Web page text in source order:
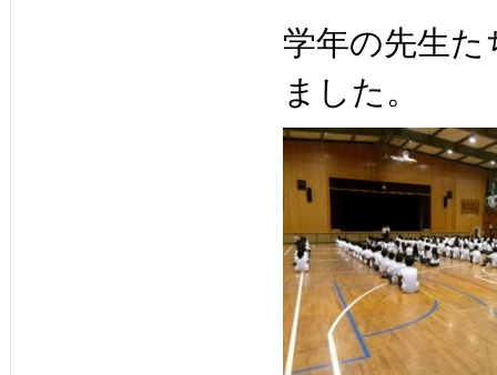
学年の先生
ました。